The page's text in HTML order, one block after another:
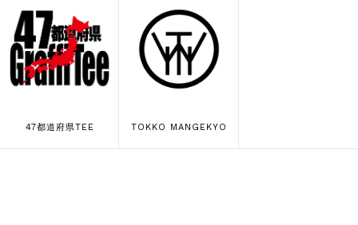
47都道府県TEE TOKKO MANGEKYO